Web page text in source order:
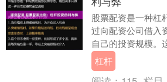
股票配资是一种杠
过向配资公司借入
自己的投资规模。
的收益，但也伴随
力显而易见。对....
杠杆